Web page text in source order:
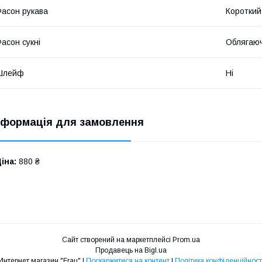
рукава Короткий
сукні
Ні
для замовлення
880 ₴
Сайт створений на маркетплейсі Prom.ua
Продавець на Bigl.ua